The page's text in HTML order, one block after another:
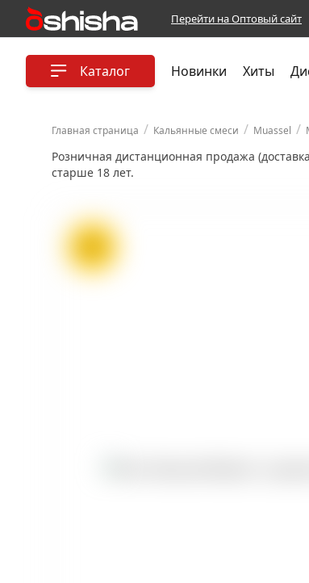
Перейти на Оптовый сайт
Каталог Новинки Хиты
Главная страница / Кальянные смеси / Muassel /
Розничная дистанционная продажа
старше 18 лет.